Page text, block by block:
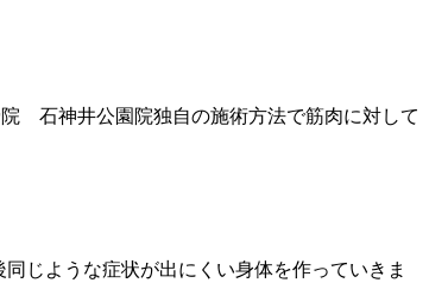
石神井公園院独自の施術方法で筋肉に対して
じような症状が出にくい身体を作っていきま